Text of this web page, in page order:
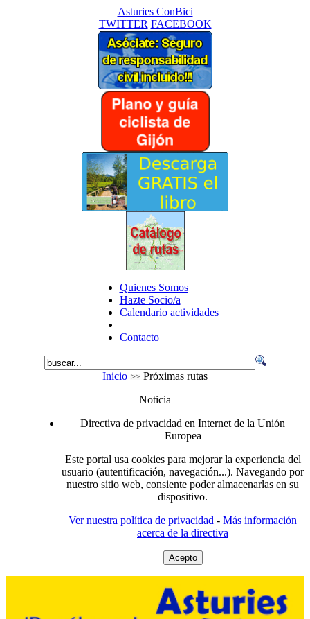
Asturies ConBici
TWITTER FACEBOOK
Quienes Somos
Hazte Socio/a
Calendario actividades
Contacto
Inicio
Próximas rutas
Noticia
Directiva de privacidad en Internet de la Unión
Europea
Este portal usa cookies para mejorar la experiencia del
usuario (autentificación, navegación...). Navegando por
nuestro sitio web, consiente poder almacenarlas en su
dispositivo.
Ver nuestra política de privacidad - Más información
acerca de la directiva
Acepto